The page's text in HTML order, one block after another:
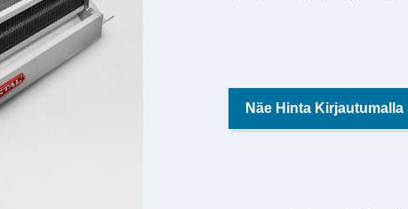
Näe Hinta Kirjautumalla